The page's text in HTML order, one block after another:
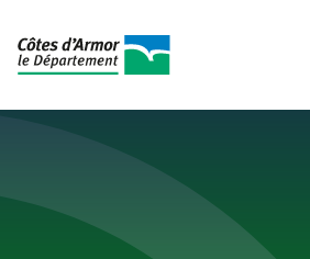
principal